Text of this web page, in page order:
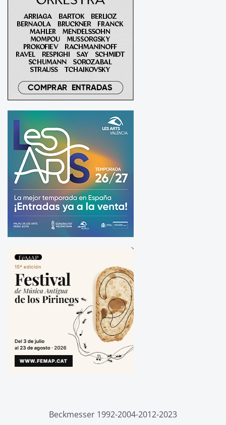
Beckmesser 1992-2004-2012-2023